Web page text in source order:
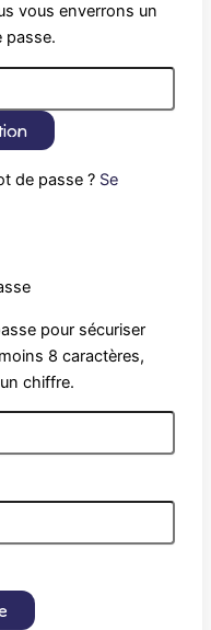
vous enverrons un
passe.
de passe ? Se
pour sécuriser
8 caractères,
chiffre.